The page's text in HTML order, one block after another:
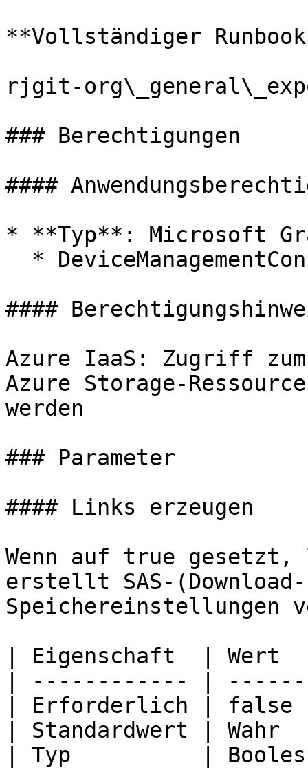
**Vollständiger
rjgit-
### Berechtigungen
####
* **Typ**: Microsoft
####
Azure IaaS: Zugriff
Azure Storage-
werden
### Parameter
#### Links erzeugen
Wenn auf true
erstellt SAS-
Speichereinstellungen
| Eigenschaft  |
| ------------ |
| Erforderlich |
| Standardwert |
| Typ          |